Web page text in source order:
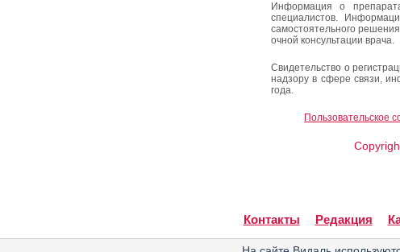
Информация о
специалистов.
самостоятельного
очной консультации врача.
Свидетельство о
надзору в сфере связи,
года.
Пользовательское
Контакты Редакция